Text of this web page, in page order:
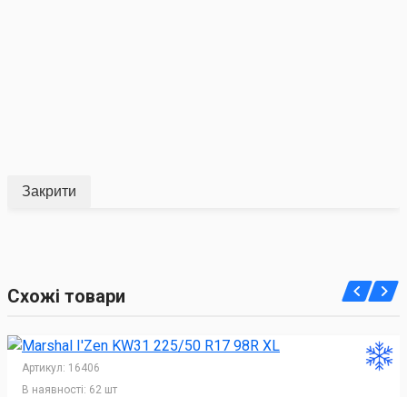
Закрити
Схожі товари
Артикул: 16406
В наявності: 62 шт